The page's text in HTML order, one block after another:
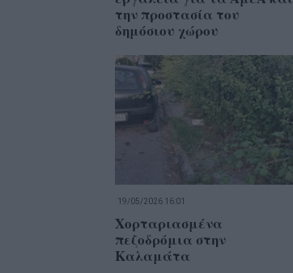
την προστασία του
δημόσιου χώρου
19/05/2026 16:01
Χορταριασμένα
πεζοδρόμια στην
Καλαμάτα